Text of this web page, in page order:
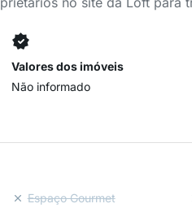
Valores dos imóveis
Não informado
Espaço Gourmet